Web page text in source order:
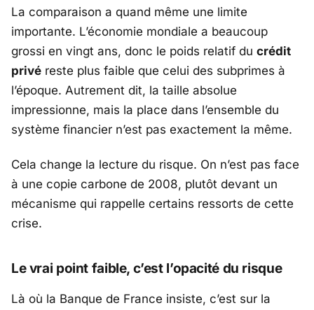
La comparaison a quand même une limite
importante. L’économie mondiale a beaucoup
grossi en vingt ans, donc le poids relatif du crédit
privé reste plus faible que celui des subprimes à
l’époque. Autrement dit, la taille absolue
impressionne, mais la place dans l’ensemble du
système financier n’est pas exactement la même.
Cela change la lecture du risque. On n’est pas face
à une copie carbone de 2008, plutôt devant un
mécanisme qui rappelle certains ressorts de cette
crise.
Le vrai point faible, c’est l’opacité du risque
Là où la Banque de France insiste, c’est sur la